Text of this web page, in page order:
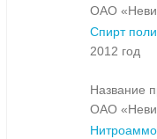
ОАО
Спирт
2012 год
Название
ОАО